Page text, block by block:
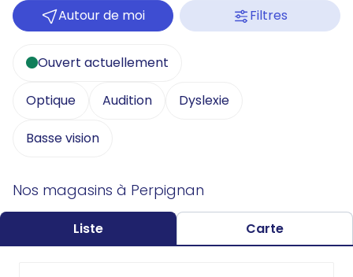
Autour de moi Filtres
Ouvert actuellement
Optique Audition Dyslexie
Basse vision
Nos magasins à Perpignan
Liste Carte